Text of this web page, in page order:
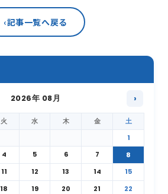
‹記事一覧へ戻る
2026年 08月 ›
火 水 木 金
土
1
4 5 6 7
8
11 12 13 14
15
18 19 20 21
22